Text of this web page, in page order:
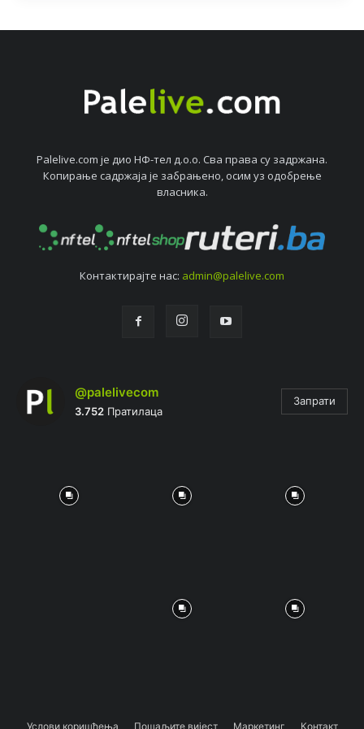
Palelive.com јe дио НФ-тeл д.о.о. Сва права су задржана.
Копирањe садржаја јe забрањeно, осим уз одобрeњe
власника.
Контактирајтe нас: admin@palelive.com
@palelivecom
3.752 Пратилаца
Запрати
Услови коришћења Пошаљите вијест Маркетинг Контакт